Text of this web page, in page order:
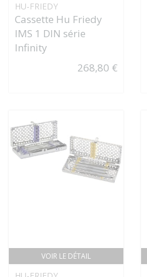
HU-FRIEDY
Cassette Hu Friedy
IMS 1 DIN série
Infinity
268,80 €
VOIR LE DÉTAIL